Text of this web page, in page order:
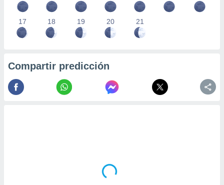
17 18 19 20 21
Compartir predicción